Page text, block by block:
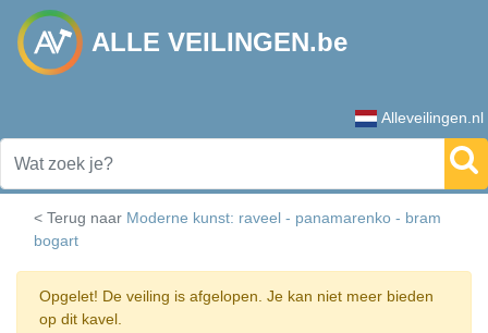
ALLE VEILINGEN.be
Alleveilingen.nl
< Terug naar Moderne kunst: raveel - panamarenko - bram
bogart
Opgelet! De veiling is afgelopen. Je kan niet meer bieden
op dit kavel.